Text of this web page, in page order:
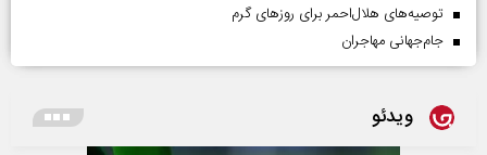
توصیه‌های هلال‌احمر برای روز‌های گرم
جام‌جهانی مهاجران
ویدئو